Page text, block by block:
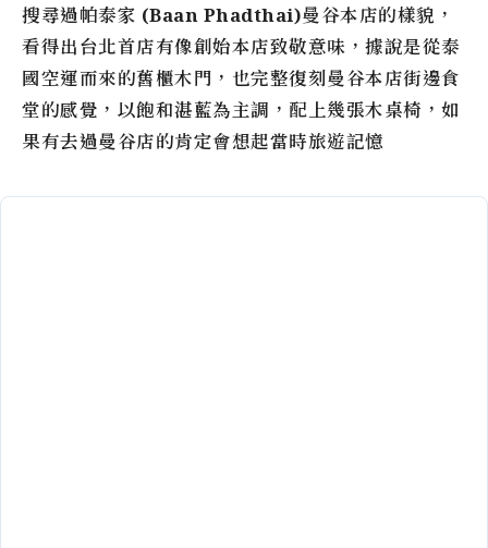
搜尋過帕泰家 (Baan Phadthai)曼谷本店的樣貌，
看得出台北首店有像創始本店致敬意味，據說是從泰
國空運而來的舊櫃木門，也完整復刻曼谷本店街邊食
堂的感覺，以飽和湛藍為主調，配上幾張木桌椅，如
果有去過曼谷店的肯定會想起當時旅遊記憶